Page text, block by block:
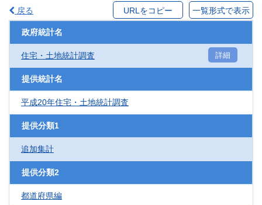
戻る URLをコピー 一覧形式で表示
政府統計名
住宅・土地統計調査 詳細
提供統計名
平成20年住宅・土地統計調査
提供分類1
追加集計
提供分類2
都道府県編